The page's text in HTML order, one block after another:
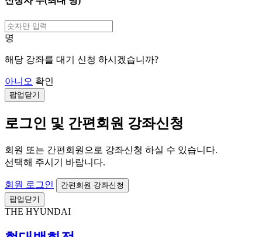
명
해당 강좌를 대기 신청 하시겠습니까?
아니오 확인
팝업닫기
로그인 및 간편회원 강좌신청
회원 또는 간편회원으로 강좌신청 하실 수 있습니다.
선택해 주시기 바랍니다.
회원 로그인
간편회원 강좌신청
팝업닫기
THE HYUNDAI